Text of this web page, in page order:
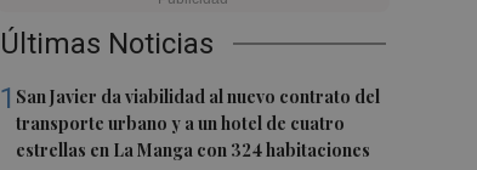
Últimas Noticias
1 San Javier da viabilidad al nuevo contrato del
transporte urbano y a un hotel de cuatro
estrellas en La Manga con 324 habitaciones